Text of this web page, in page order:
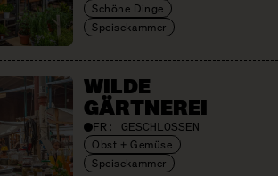
Schöne Dinge
Speisekammer
WILDE
GÄRTNEREI
FR: GESCHLOSSEN
Obst + Gemüse
Speisekammer